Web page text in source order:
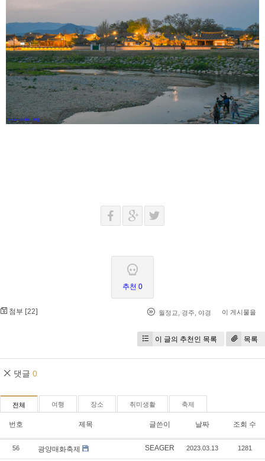
추천 0
첨부 [22] 월정교 경주 야경 이 게시물을
이 글의 추천인 목록 목록
댓글 0
전체 여행 장소 취미생활 축제
번호 제목 글쓴이 날짜 조회 수
56 광양매화축제 SEAGER 2023.03.13 1281